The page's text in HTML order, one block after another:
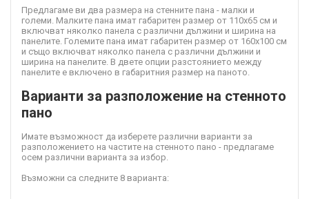
Предлагаме ви два размера на стенните пана - малки и
големи. Малките пана имат габаритен размер от 110х65 см и
включват няколко панела с различни дължини и ширина на
панелите. Големите пана имат габаритен размер от 160х100 см
и също включват няколко панела с различни дължини и
ширина на панелите. В двете опции разстоянието между
панелите е включено в габаритния размер на паното.
Варианти за разположение на стенното
пано
Имате възможност да изберете различни варианти за
разположението на частите на стенното пано - предлагаме
осем различни варианта за избор.
Възможни са следните 8 варианта: